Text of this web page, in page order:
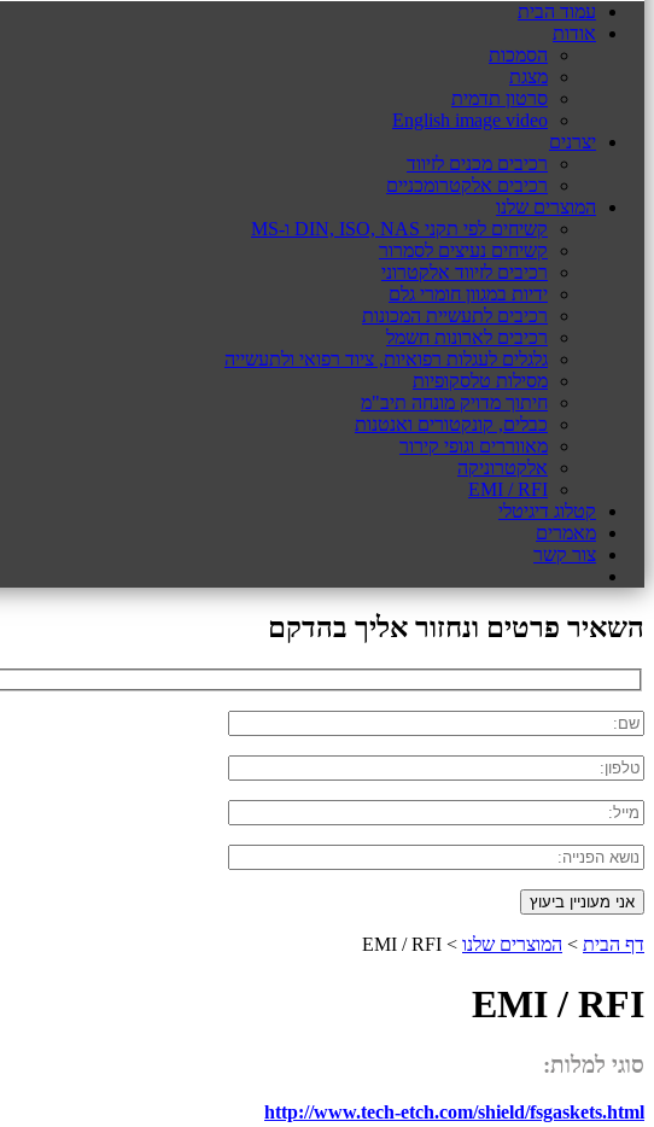
עמוד הבית
אודות
הסמכות
מצגת
סרטון תדמית
English image video
יצרנים
רכיבים מכנים לזיווד
רכיבים אלקטרומכניים
המוצרים שלנו
קשיחים לפי תקני DIN, ISO, NAS ו-MS
קשיחים נעיצים לסמרור
רכיבים לזיווד אלקטרוני
ידיות במגוון חומרי גלם
רכיבים לתעשיית המכונות
רכיבים לארונות חשמל
גלגלים לעגלות רפואיות, ציוד רפואי ולתעשייה
מסילות טלסקופיות
חיתוך מדויק מונחה תיב"מ
כבלים, קונקטורים ואנטנות
מאווררים וגופי קירור
אלקטרוניקה
EMI / RFI
קטלוג דיגיטלי
מאמרים
צור קשר
השאיר פרטים ונחזור אליך בהדקם
דף הבית > המוצרים שלנו >
EMI / RFI
EMI / RFI
סוגי למלות:
http://www.tech-etch.com/shield/fsgaskets.html